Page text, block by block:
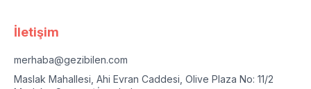
İletişim
merhaba@gezibilen.com
Maslak Mahallesi, Ahi Evran Caddesi, Olive Plaza No: 11/2